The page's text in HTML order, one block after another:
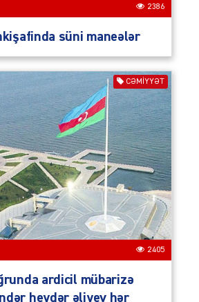
2386
süni maneələr
CƏMIYYƏT
2405
ardicil mübarizə
heydər əliyev hər